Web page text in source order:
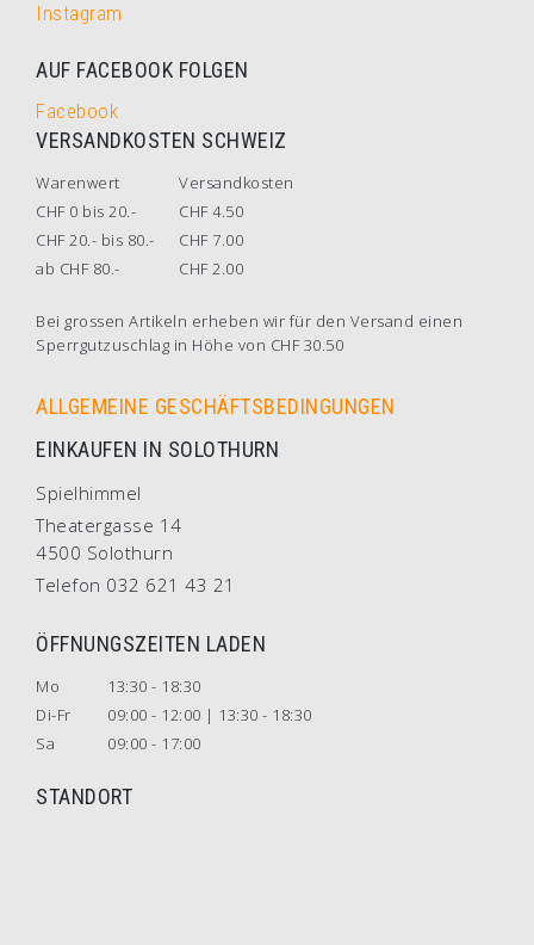
Instagram
AUF FACEBOOK FOLGEN
Facebook
VERSANDKOSTEN SCHWEIZ
Warenwert
Versandkosten
CHF 0 bis 20.-
CHF 4.50
CHF 20.- bis 80.-
CHF 7.00
ab CHF 80.-
CHF 2.00
Bei grossen Artikeln erheben wir für den Versand einen
Sperrgutzuschlag in Höhe von CHF 30.50
ALLGEMEINE GESCHÄFTSBEDINGUNGEN
EINKAUFEN IN SOLOTHURN
Spielhimmel
Theatergasse 14
4500 Solothurn
Telefon 032 621 43 21
ÖFFNUNGSZEITEN LADEN
Mo
13:30 - 18:30
Di-Fr
09:00 - 12:00 | 13:30 - 18:30
Sa
09:00 - 17:00
STANDORT